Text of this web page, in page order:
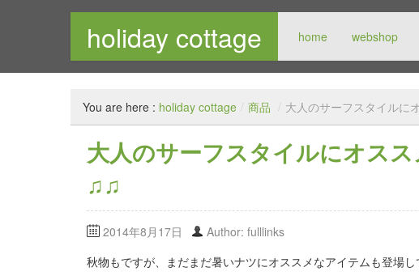
holiday cottage home webshop
メンズセレクトショップ
You are here : holiday cottage / 商品 / 大人のサーフスタイルに
大人のサーフスタイルにオス
♫♫
2014年8月17日 Author: fulllinks
秋物もですが、まだまだ暑いナツにオススメなアイテムも登場